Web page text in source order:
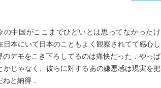
の中国がここまでひどいとは思ってなかったけ
本にいて日本のこともよく観察されてて感心し
デモをこき下ろしてるのは痛快だった．やっぱ
かじゃなく、彼らに対するあの嫌悪感は現実を把
と納得．